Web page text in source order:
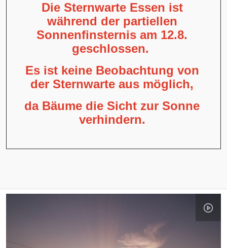
Die Sternwarte Essen ist
während der partiellen
Sonnenfinsternis am 12.8.
geschlossen.
Es ist keine Beobachtung von
der Sternwarte aus möglich,
da Bäume die Sicht zur Sonne
verhindern.